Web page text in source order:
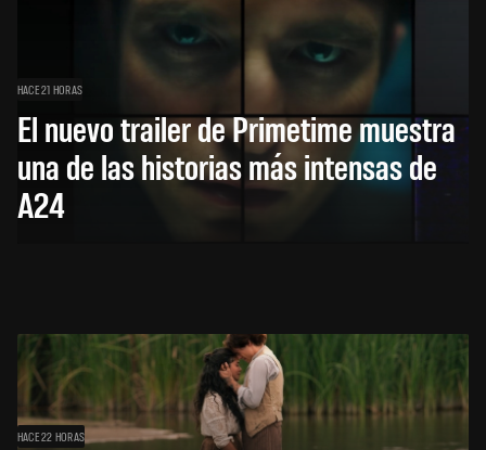
HACE 21 HORAS
El nuevo trailer de Primetime muestra
una de las historias más intensas de
A24
HACE 22 HORAS